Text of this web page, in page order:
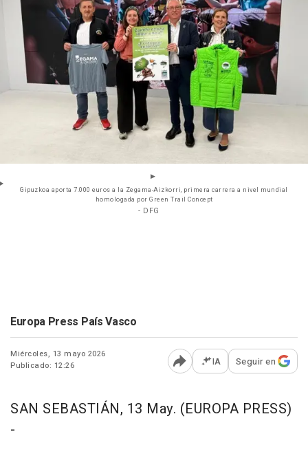
Gipuzkoa aporta 7.000 euros a la Zegama-Aizkorri, primera carrera a nivel mundial
homologada por Green Trail Concept
- DFG
Europa Press País Vasco
Miércoles, 13 mayo 2026
Publicado: 12:26
Abrir opciones para
IA Seguir en
SAN SEBASTIÁN, 13 May. (EUROPA PRESS)
-